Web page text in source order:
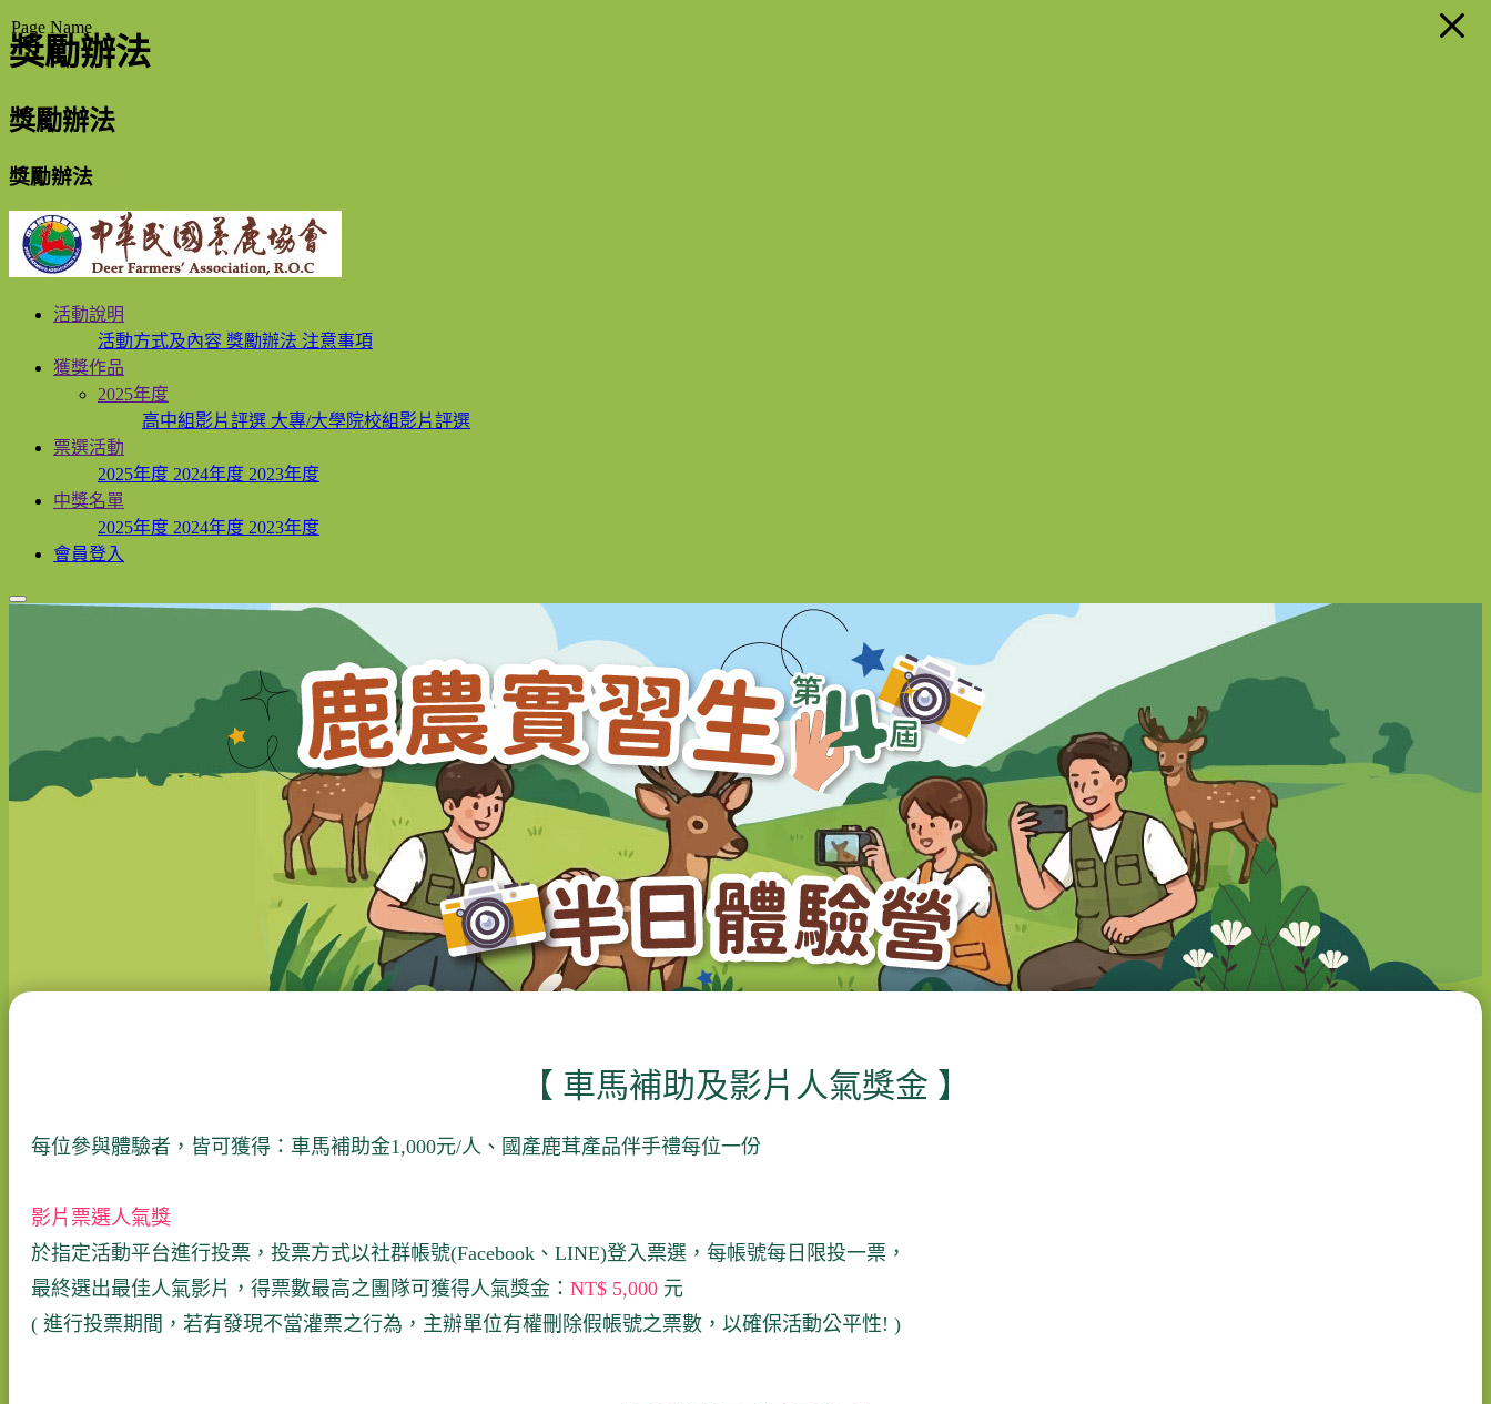
獎勵辦法
獎勵辦法
獎勵辦法
活動說明
活動方式及內容 獎勵辦法 注意事項
獲獎作品
2025年度
高中組影片評選 大專/大學院校組影片評選
票選活動
2025年度 2024年度 2023年度
中獎名單
2025年度 2024年度 2023年度
會員登入
【 車馬補助及影片人氣獎金 】
每位參與體驗者，皆可獲得：車馬補助金1,000元/人、國產鹿茸產品伴手禮每位一份
影片票選人氣獎
於指定活動平台進行投票，投票方式以社群帳號(Facebook、LINE)登入票選，每帳號每日限投一票，
最終選出最佳人氣影片，得票數最高之團隊可獲得人氣獎金： NT$ 5,000 元
( 進行投票期間，若有發現不當灌票之行為，主辦單位有權刪除假帳號之票數，以確保活動公平性! )
Page Name